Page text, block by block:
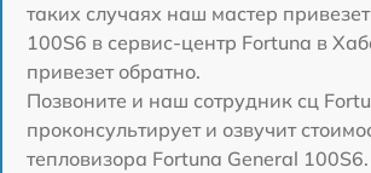
таких случаях наш мастер
100S6 в сервис-центр Fortuna в
привезет обратно.
Позвоните и наш сотрудник сц
проконсультирует и озвучит
тепловизора Fortuna General 100S6.